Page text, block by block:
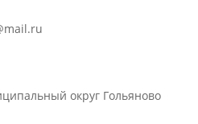
округ Гольяново